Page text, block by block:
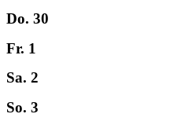
Do. 30
Fr. 1
Sa. 2
So. 3